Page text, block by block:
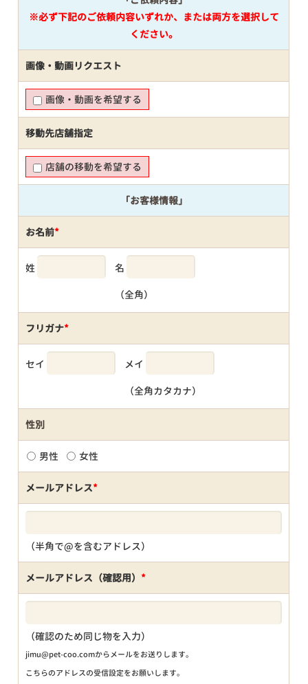
※必ず下記のご依頼内容いずれか、または両方を選択して
ください。
画像・動画リクエスト
画像・動画を希望する
移動先店舗指定
店舗の移動を希望する
「お客様情報」
お名前*
姓 名
（全角）
フリガナ*
セイ メイ
（全角カタカナ）
性別
男性 女性
メールアドレス*
（半角で@を含むアドレス）
メールアドレス（確認用） *
（確認のため同じ物を入力）
jimu@pet-coo.comからメールをお送りします。
こちらのアドレスの受信設定をお願いします。